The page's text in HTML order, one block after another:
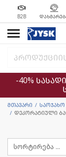
B2B
-40%
მთავარი საოჯახო
დეკორატიული